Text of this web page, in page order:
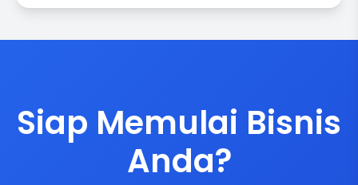
Siap Memulai Bisnis
Anda?